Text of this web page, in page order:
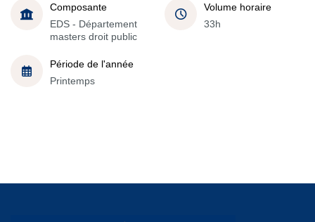
Composante
EDS - Département
masters droit public
Volume horaire
33h
Période de l'année
Printemps